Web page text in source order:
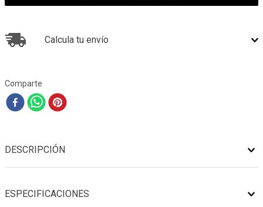
Calcula tu envío
Comparte
DESCRIPCIÓN
ESPECIFICACIONES